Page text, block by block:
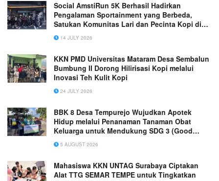
Social AmstiRun 5K Berhasil Hadirkan
Pengalaman Sportainment yang Berbeda,
Satukan Komunitas Lari dan Pecinta Kopi di
Kota Malang
14 JULY 2026
KKN PMD Universitas Mataram Desa Sembalun
Bumbung II Dorong Hilirisasi Kopi melalui
Inovasi Teh Kulit Kopi
24 JULY 2026
BBK 8 Desa Tempurejo Wujudkan Apotek
Hidup melalui Penanaman Tanaman Obat
Keluarga untuk Mendukung SDG 3 (Good
Health and Well-Being)
5 AUGUST 2026
Mahasiswa KKN UNTAG Surabaya Ciptakan
Alat TTG SEMAR TEMPE untuk Tingkatkan